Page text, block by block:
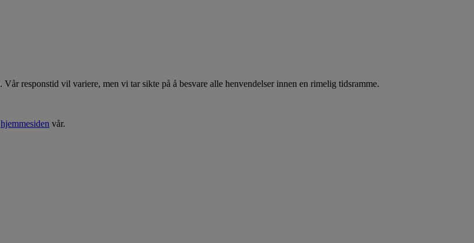
responstid vil variere, men vi tar sikte på å besvare alle henvendelser innen en rimelig tidsramme.
hjemmesiden vår.